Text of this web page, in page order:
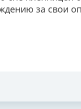
за свои